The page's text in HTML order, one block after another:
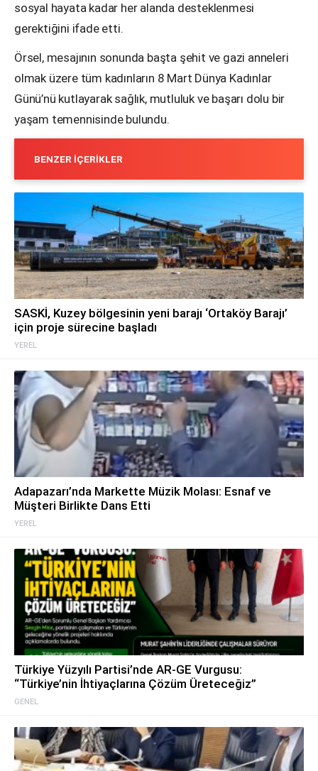
sosyal hayata kadar her alanda desteklenmesi
gerektiğini ifade etti.
Örsel, mesajının sonunda başta şehit ve gazi anneleri
olmak üzere tüm kadınların 8 Mart Dünya Kadınlar
Günü’nü kutlayarak sağlık, mutluluk ve başarı dolu bir
yaşam temennisinde bulundu.
BENZER İÇERIKLER
YEREL
SASKİ, Kuzey bölgesinin yeni barajı ‘Ortaköy Barajı’
için proje sürecine başladı
YEREL
Adapazarı’nda Markette Müzik Molası: Esnaf ve
Müşteri Birlikte Dans Etti
GENEL
Türkiye Yüzyılı Partisi’nde AR-GE Vurgusu:
“Türkiye’nin İhtiyaçlarına Çözüm Üreteceğiz”